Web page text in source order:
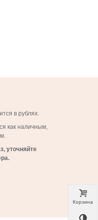
в рублях.
как наличным,
уточняйте
Корзина